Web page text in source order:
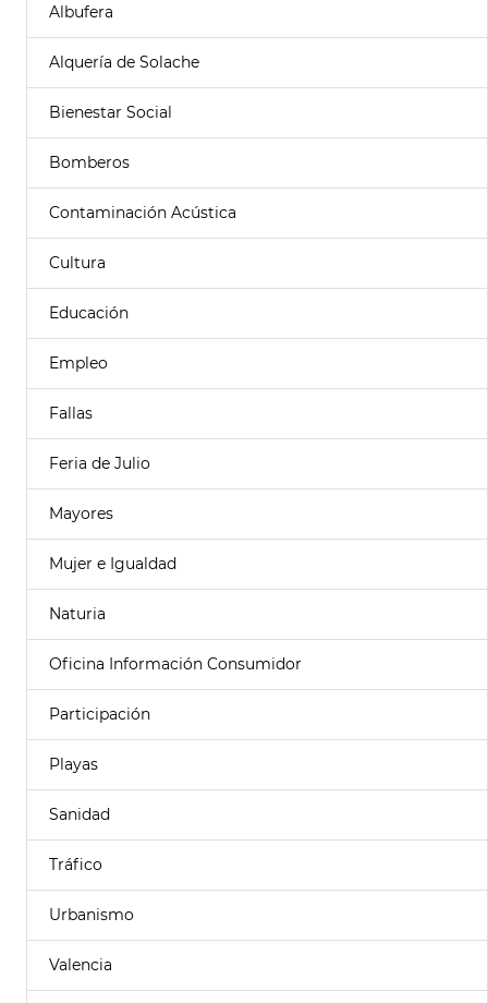
Albufera
Alquería de Solache
Bienestar Social
Bomberos
Contaminación Acústica
Cultura
Educación
Empleo
Fallas
Feria de Julio
Mayores
Mujer e Igualdad
Naturia
Oficina Información Consumidor
Participación
Playas
Sanidad
Tráfico
Urbanismo
Valencia